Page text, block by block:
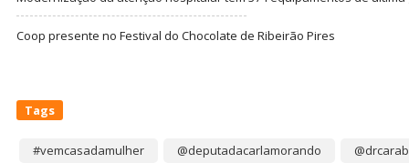
Coop presente no Festival do Chocolate de Ribeirão Pires
Tags
#vemcasadamulher @deputadacarlamorando